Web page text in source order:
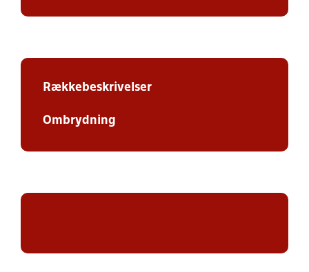
Rækkebeskrivelser
Ombrydning